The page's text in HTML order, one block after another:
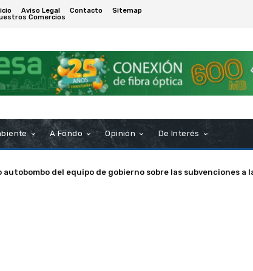
Aviso Legal Contacto
Sitemap
Comercios
A Fondo Opinión De Interés
del equipo de gobierno sobre las subvenciones a las
Socio de Honor a Manuel Rosendo Sánchez